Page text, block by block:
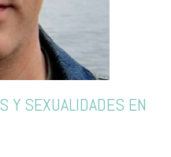
Y SEXUALIDADES EN